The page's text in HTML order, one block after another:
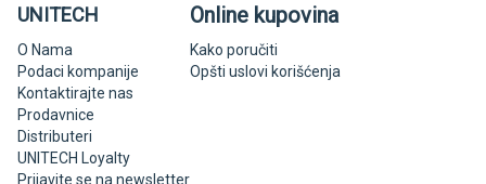
UNITECH
O Nama
Podaci kompanije
Kontaktirajte nas
Prodavnice
Distributeri
UNITECH Loyalty
Prijavite se na newsletter
Online kupovina
Kako poručiti
Opšti uslovi korišćenja